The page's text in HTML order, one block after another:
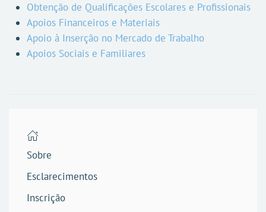
Obtenção de Qualificações Escolares e Profissionais
Apoios Financeiros e Materiais
Apoio à Inserção no Mercado de Trabalho
Apoios Sociais e Familiares
Sobre
Esclarecimentos
Inscrição